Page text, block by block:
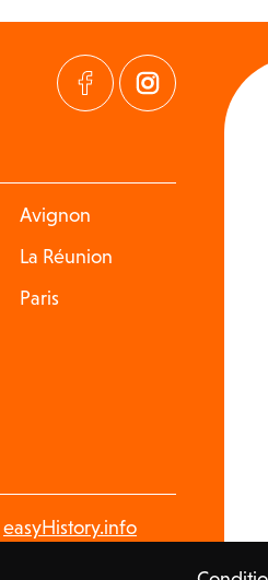
Avignon
La Réunion
Paris
easyHistory.info